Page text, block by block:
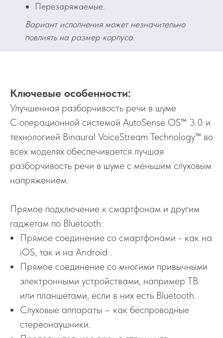
Перезаряжаемые.
Вариант исполнения может незначительно
повлиять на размер корпуса.
Ключевые особенности:
Улучшенная разборчивость речи в шуме
С операционной системой AutoSense OS™ 3.0 и
технологией Binaural VoiceStream Technology™ во
всех моделях обеспечивается лучшая
разборчивость речи в шуме с меньшим слуховым
напряжением.
Прямое подключение к смартфонам и другим
гаджетам по Bluetooth:
Прямое соединение со смартфонами - как на
iOS, так и на Android .
Прямое соединение со многими привычными
электронными устройствами, например ТВ
или планшетами, если в них есть Bluetooth.
Слуховые аппараты – как беспроводные
стереонаушники.